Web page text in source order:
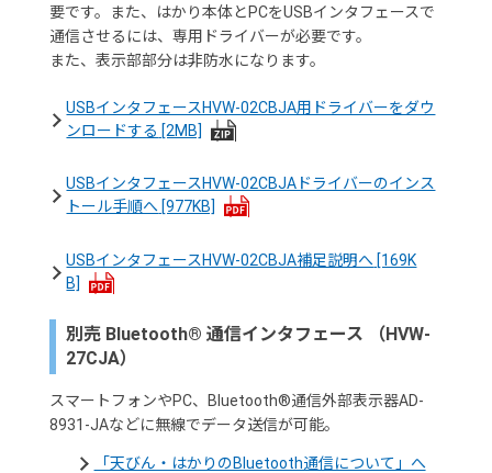
要です。また、はかり本体とPCをUSBインタフェースで
通信させるには、専用ドライバーが必要です。
また、表示部部分は非防水になります。
USBインタフェースHVW-02CBJA用ドライバーをダウ
ンロードする [2MB]
USBインタフェースHVW-02CBJAドライバーのインス
トール手順へ [977KB]
USBインタフェースHVW-02CBJA補足説明へ [169K
B]
別売 Bluetooth® 通信インタフェース （HVW-
27CJA）
スマートフォンやPC、Bluetooth®通信外部表示器AD-
8931-JAなどに無線でデータ送信が可能。
「天びん・はかりのBluetooth通信について」へ